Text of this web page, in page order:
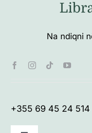
Na ndiqni
+355 69 45 24 514